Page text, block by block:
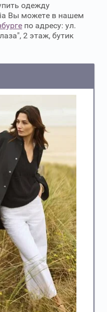
одежду
Вы можете в нашем
по адресу: ул.
2 этаж, бутик